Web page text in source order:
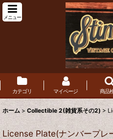
メニュー
カテゴリ マイページ 商品
ホーム > Collectible 2(雑貨系その2) >
License Plate(ナンバープレ